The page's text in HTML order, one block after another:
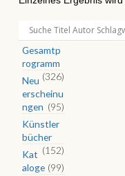
Gesamtp
rogramm
(326)
Neu
erscheinu
ngen (95)
Künstler
bücher
(152)
Kat
aloge (99)